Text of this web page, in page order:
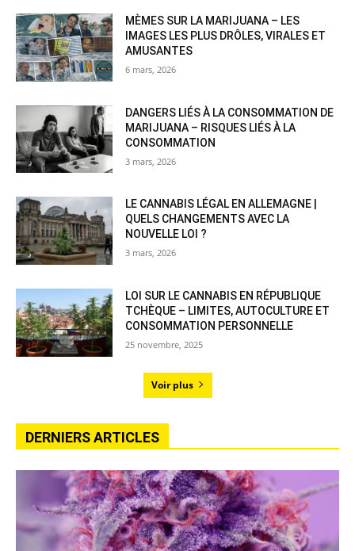
MÈMES SUR LA MARIJUANA – LES
IMAGES LES PLUS DRÔLES, VIRALES ET
AMUSANTES
6 mars, 2026
DANGERS LIÉS À LA CONSOMMATION DE
MARIJUANA – RISQUES LIÉS À LA
CONSOMMATION
3 mars, 2026
LE CANNABIS LÉGAL EN ALLEMAGNE |
QUELS CHANGEMENTS AVEC LA
NOUVELLE LOI ?
3 mars, 2026
LOI SUR LE CANNABIS EN RÉPUBLIQUE
TCHÈQUE – LIMITES, AUTOCULTURE ET
CONSOMMATION PERSONNELLE
25 novembre, 2025
Voir plus
DERNIERS ARTICLES